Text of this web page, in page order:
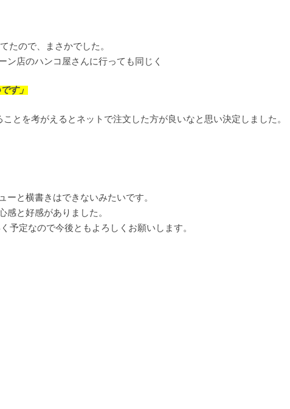
たので、まさかでした。
ン店のハンコ屋さんに行っても同じく
す」
とを考がえるとネットで注文した方が良いなと思い決定しました。
ーと横書きはできないみたいです。
感と好感がありました。
予定なので今後ともよろしくお願いします。